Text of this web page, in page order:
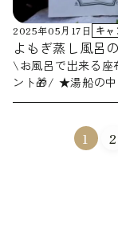
2025年05月17日 キ
よもぎ蒸し風呂
\お風呂で出来る座
ント🎁/ ★湯船の中でお尻の下に敷いて入るだけ ★浸透率の高
いミラクルよもぎ
ッサージにもできる 🌿ミラクルよもぎとは？ 上質なよもぎを
特許製法による超
1 2